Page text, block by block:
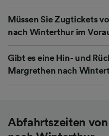
Müssen Sie Zugtickets
nach Winterthur im
Gibt es eine Hin- und
Margrethen nach
Abfahrtszeiten